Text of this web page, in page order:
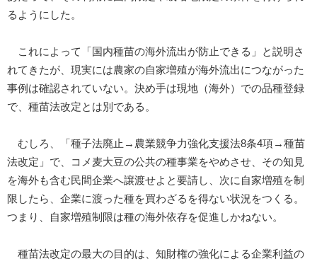
るようにした。
これによって「国内種苗の海外流出が防止できる」と説明さ
れてきたが、現実には農家の自家増殖が海外流出につながった
事例は確認されていない。決め手は現地（海外）での品種登録
で、種苗法改定とは別である。
むしろ、「種子法廃止→農業競争力強化支援法8条4項→種苗
法改定」で、コメ麦大豆の公共の種事業をやめさせ、その知見
を海外も含む民間企業へ譲渡せよと要請し、次に自家増殖を制
限したら、企業に渡った種を買わざるを得ない状況をつくる。
つまり、自家増殖制限は種の海外依存を促進しかねない。
種苗法改定の最大の目的は、知財権の強化による企業利益の